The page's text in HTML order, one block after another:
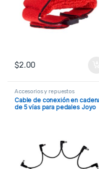
$2.00
Accesorios y repuestos
Cable de conexión en
de 5 vías para pedales Joyo